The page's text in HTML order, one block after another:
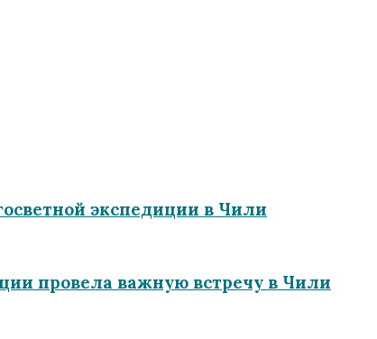
экспедиции в Чили
провела важную встречу в Чили